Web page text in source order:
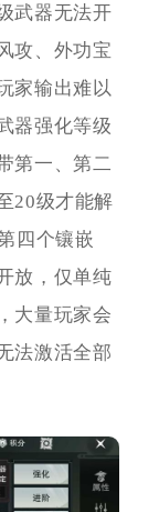
武器无法开
攻、外功宝
家输出难以
器强化等级
第一、第二
20级才能解
四个镶嵌
放，仅单纯
大量玩家会
法激活全部